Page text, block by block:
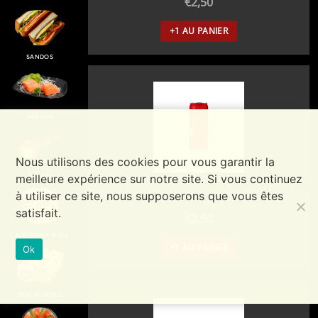
SANDOS
TEMAKI
+1 AU PANIER
Coca Zéro
Nous utilisons des cookies pour vous garantir la
meilleure expérience sur notre site. Si vous continuez
à utiliser ce site, nous supposerons que vous êtes
satisfait.
Ok